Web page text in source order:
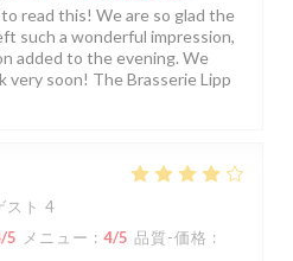
read this! We are so glad the
such a wonderful impression,
added to the evening. We
very soon! The Brasserie Lipp
スト 4
/5 メニュー : 4/5 品質-価格 :